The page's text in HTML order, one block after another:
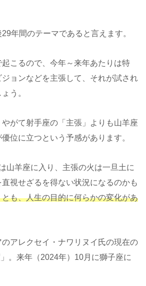
年間のテーマであると言えます。
こるので、今年～来年あたりは特
ョンなどを主張して、それが試され
う。
がて射手座の「主張」よりも山羊座
位に立つという予感があります。
山羊座に入り、主張の火は一旦土に
視せざるを得ない状況になるのかも
とも、人生の目的に何らかの変化があ
アレクセイ・ナワリヌイ氏の現在の
。来年（2024年）10月に獅子座に